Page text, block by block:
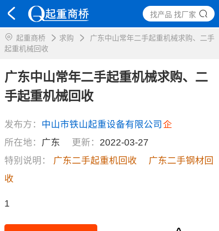
找产品 找厂家
起重商桥 求购
广东中山常年二手起重机械求购、二手
起重机械回收
广东中山常年二手起重机械求购、二
手起重机械回收
发布方： 中山市铁山起重设备有限公司
所在地： 广东 更新： 2022-03-27
特别说明：
广东二手起重机回收
广东二手钢材回
收
1